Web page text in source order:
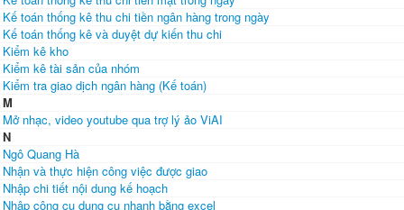
Kế toán thống kê thu chi tiền ngân hàng trong ngày
Kế toán thống kê và duyệt dự kiến thu chi
Kiểm kê kho
Kiểm kê tài sản của nhóm
Kiểm tra giao dịch ngân hàng (Kế toán)
M
Mở nhạc, video youtube qua trợ lý ảo ViAI
N
Ngô Quang Hà
Nhận và thực hiện công việc được giao
Nhập chi tiết nội dung kế hoạch
Nhập công cụ dụng cụ nhanh bằng excel